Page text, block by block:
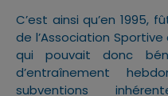
C’est ainsi qu’en 1995,
de l’Association Sportive
qui pouvait donc
d’entraînement
subventions